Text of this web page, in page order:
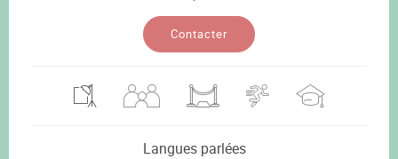
Contacter
Langues parlées